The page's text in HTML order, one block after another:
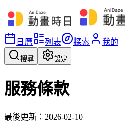
日曆 列表 探索 我的
搜尋 設定
服務條款
最後更新：2026-02-10